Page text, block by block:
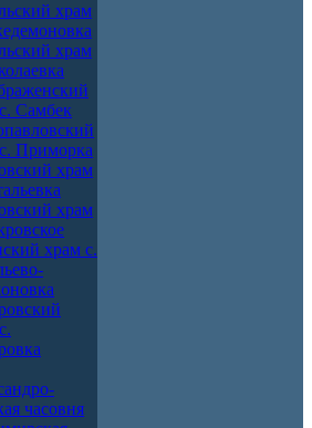
храм
храм
Самбек
Приморка
храм
храм
храм с.
часовня